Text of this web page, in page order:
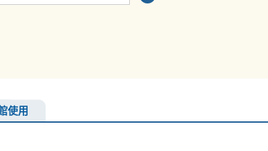
使用